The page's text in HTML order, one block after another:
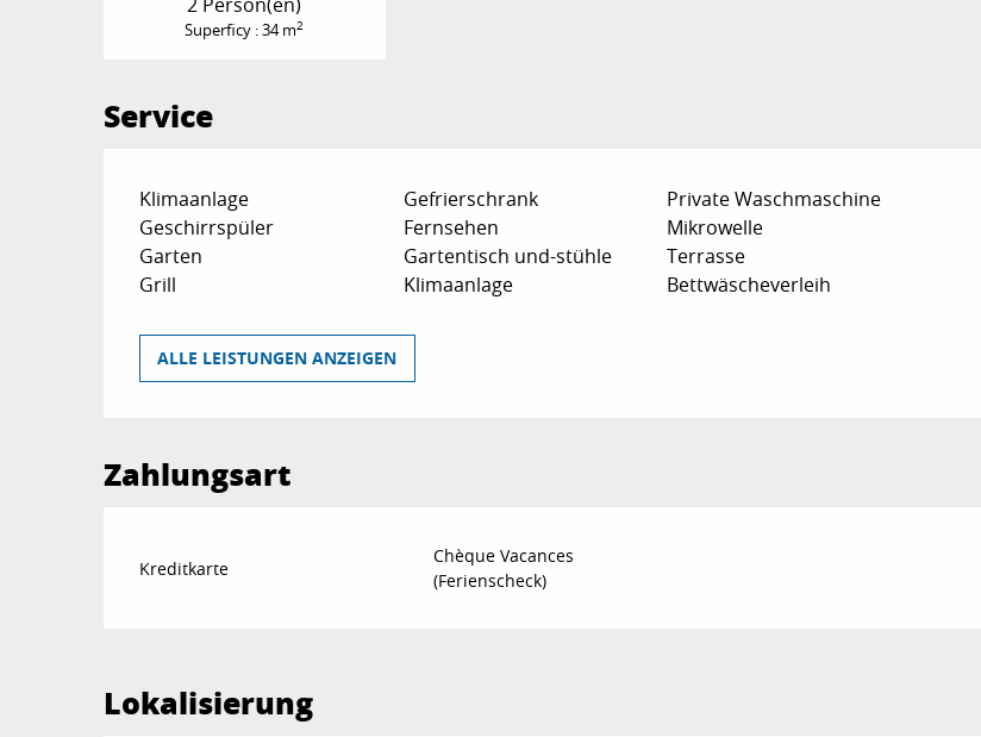
Superficy : 34 m2
Service
Klimaanlage Gefrierschrank
Private Waschmaschine
Geschirrspüler
Fernsehen
Mikrowelle
Garten
Gartentisch und-stühle
Terrasse
Grill
Klimaanlage Bettwäscheverleih
ALLE LEISTUNGEN ANZEIGEN
Zahlungsart
Kreditkarte
Chèque Vacances
(Ferienscheck)
Lokalisierung